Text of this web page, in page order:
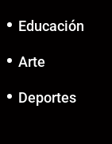
Educación
Arte
Deportes